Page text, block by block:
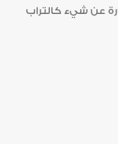
عن شيء كالتراب